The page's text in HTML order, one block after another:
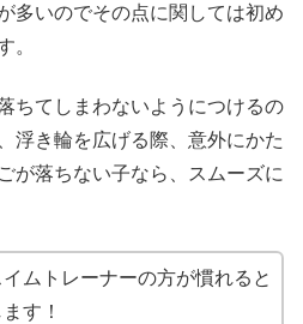
多いのでその点に関しては初め
。
ちてしまわないようにつけるの
浮き輪を広げる際、意外にかた
が落ちない子なら、スムーズに
ムトレーナーの方が慣れると
す！